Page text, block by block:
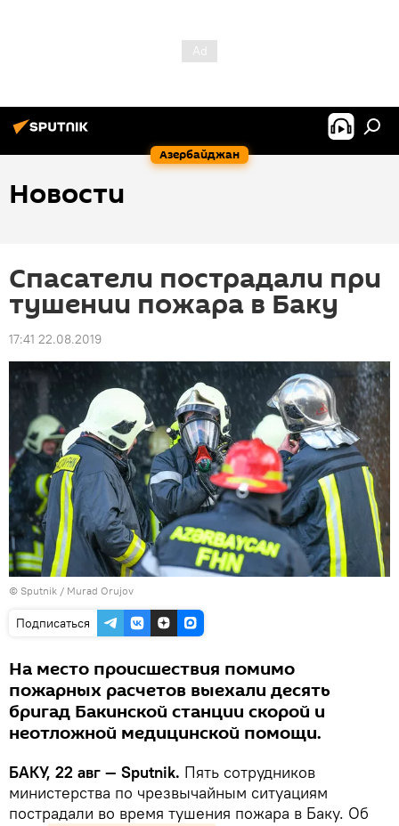
Азербайджан
Новости
Спасатели пострадали при
тушении пожара в Баку
17:41 22.08.2019
© Sputnik / Murad Orujov
Подписаться
На место происшествия помимо
пожарных расчетов выехали десять
бригад Бакинской станции скорой и
неотложной медицинской помощи.
БАКУ, 22 авг — Sputnik. Пять сотрудников
министерства по чрезвычайным ситуациям
пострадали во время тушения пожара в Баку. Об